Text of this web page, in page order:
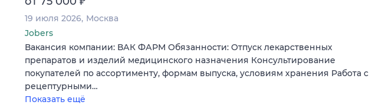
19 июля 2026 Москва
Jobers
Вакансия компании: ВАК ФАРМ Обязанности: Отпуск лекарственных
препаратов и изделий медицинского назначения Консультирование
покупателей по ассортименту, формам выпуска, условиям хранения Работа с
рецептурными…
Показать ещё